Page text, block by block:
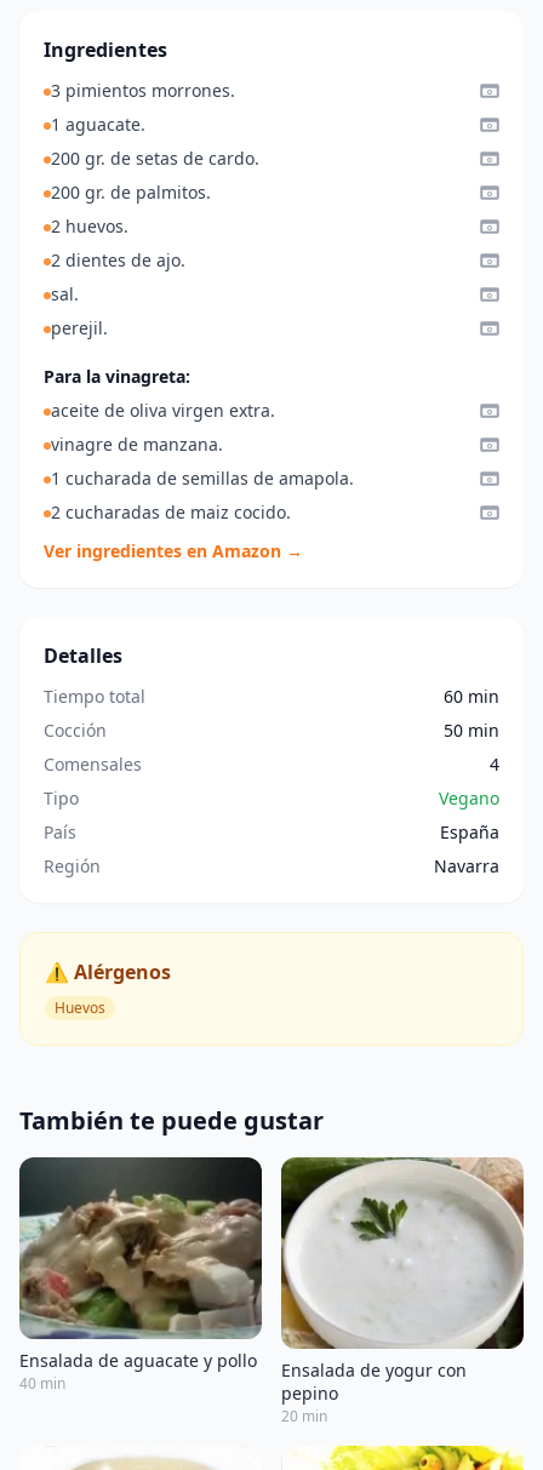
Ingredientes
3 pimientos morrones.
1 aguacate.
200 gr. de setas de cardo.
200 gr. de palmitos.
2 huevos.
2 dientes de ajo.
sal.
perejil.
Para la vinagreta:
aceite de oliva virgen extra.
vinagre de manzana.
1 cucharada de semillas de amapola.
2 cucharadas de maiz cocido.
Ver ingredientes en Amazon →
Detalles
Tiempo total
60 min
Cocción
50 min
Comensales
4
Tipo
Vegano
País
España
Región
Navarra
⚠️ Alérgenos
Huevos
También te puede gustar
Ensalada de aguacate y pollo
40 min
Ensalada de yogur con
pepino
20 min